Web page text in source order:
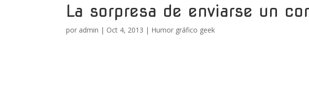
La sorpresa de enviarse un
por admin | Oct 4, 2013 | Humor gráfico geek